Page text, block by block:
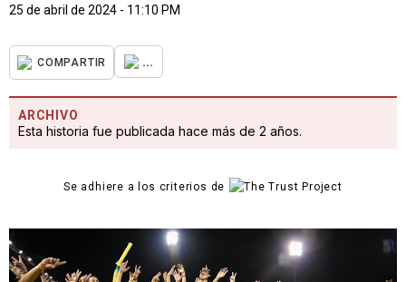
25 de abril de 2024 - 11:10 PM
COMPARTIR ...
ARCHIVO
Esta historia fue publicada hace más de 2 años.
Se adhiere a los criterios de